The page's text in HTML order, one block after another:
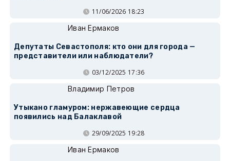
11/06/2026 18:23
Иван Ермаков
Депутаты Севастополя: кто они для города —
представители или наблюдатели?
03/12/2025 17:36
Владимир Петров
Утыкано гламуром: нержавеющие сердца
появились над Балаклавой
29/09/2025 19:28
Иван Ермаков